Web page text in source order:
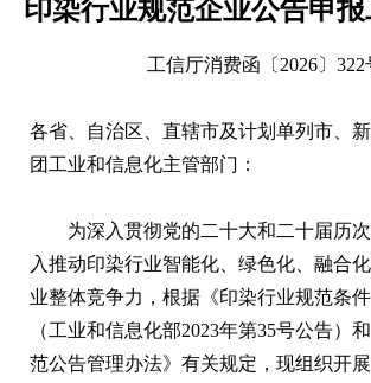
印染行业规范企业公告申
工信厅消费函〔2026〕322
各省、自治区、直辖市及计划单列市、
团工业和信息化主管部门：
为深入贯彻党的二十大和二十届历
入推动印染行业智能化、绿色化、融合
业整体竞争力，根据《印染行业规范条件
（工业和信息化部2023年第35号公告）
范公告管理办法》有关规定，现组织开